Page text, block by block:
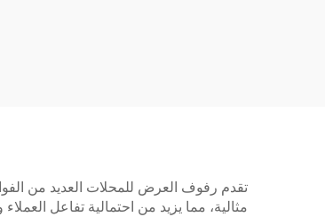
تقدم رفوف العرض للمحلات العديد من
مثالية، مما يزيد من احتمالية تفاعل